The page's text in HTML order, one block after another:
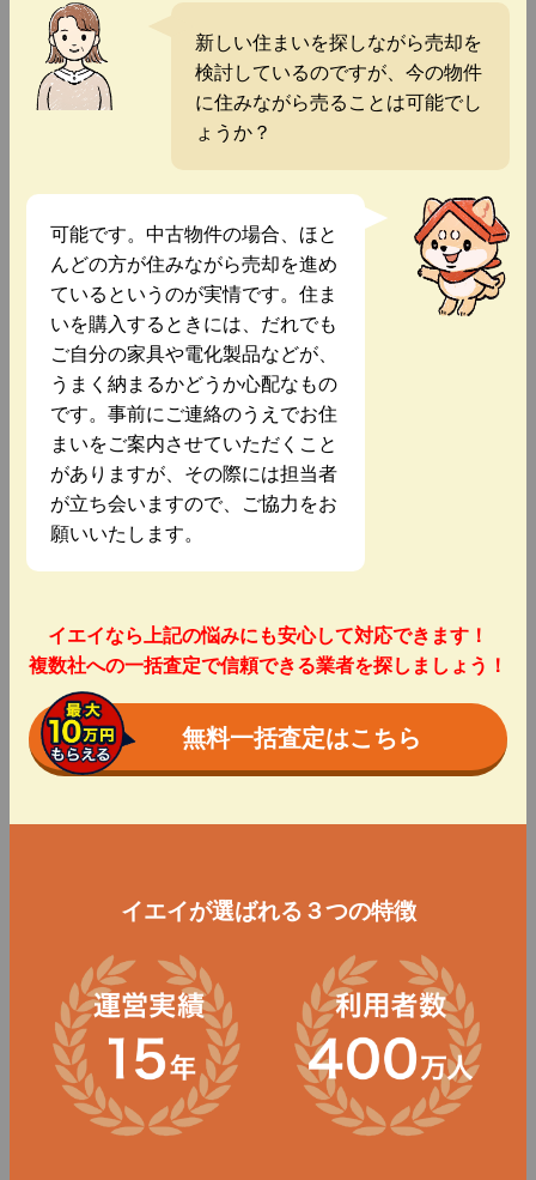
新しい住まいを探しながら売却を
検討しているのですが、今の物件
に住みながら売ることは可能でし
ょうか？
可能です。中古物件の場合、ほと
んどの方が住みながら売却を進め
ているというのが実情です。住ま
いを購入するときには、だれでも
ご自分の家具や電化製品などが、
うまく納まるかどうか心配なもの
です。事前にご連絡のうえでお住
まいをご案内させていただくこと
がありますが、その際には担当者
が立ち会いますので、ご協力をお
願いいたします。
イエイなら上記の悩みにも安心して対応できます！
複数社への一括査定で信頼できる業者を探しましょう！
無料一括査定はこちら
イエイが選ばれる３つの特徴